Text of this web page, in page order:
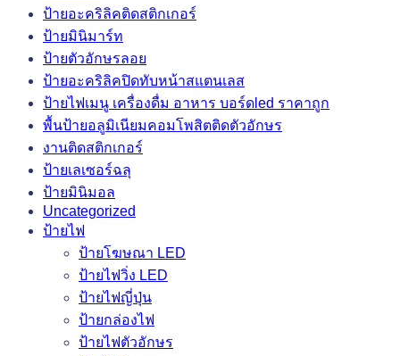
ป้ายอะคริลิคติดสติกเกอร์
ป้ายมินิมาร์ท
ป้ายตัวอักษรลอย
ป้ายอะคริลิคปิดทับหน้าสแตนเลส
ป้ายไฟเมนู เครื่องดื่ม อาหาร บอร์ดled ราคาถูก
พื้นป้ายอลูมิเนียมคอมโพสิตติดตัวอักษร
งานติดสติกเกอร์
ป้ายเลเซอร์ฉลุ
ป้ายมินิมอล
Uncategorized
ป้ายไฟ
ป้ายโฆษณา LED
ป้ายไฟวิ่ง LED
ป้ายไฟญี่ปุ่น
ป้ายกล่องไฟ
ป้ายไฟตัวอักษร